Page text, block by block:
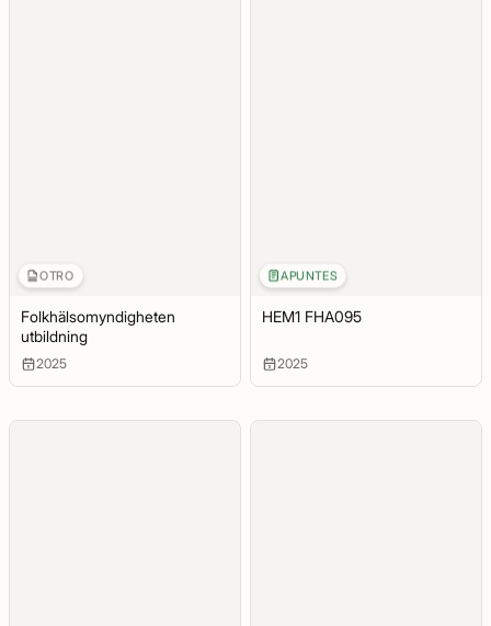
OTRO
Folkhälsomyndigheten
utbildning
2025
APUNTES
HEM1 FHA095
2025